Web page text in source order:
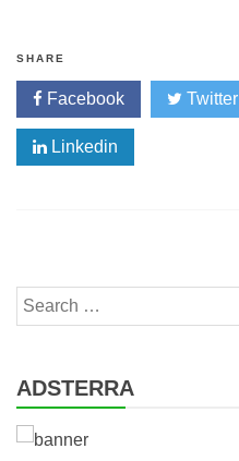
SHARE
Facebook Twitter
Linkedin
Search
for:
ADSTERRA